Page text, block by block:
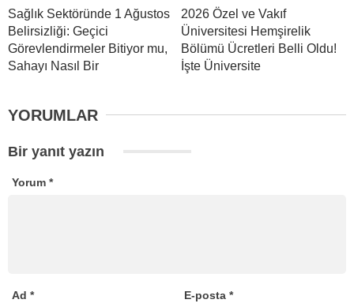
Sağlık Sektöründe 1 Ağustos
Belirsizliği: Geçici
Görevlendirmeler Bitiyor mu,
Sahayı Nasıl Bir
2026 Özel ve Vakıf
Üniversitesi Hemşirelik
Bölümü Ücretleri Belli Oldu!
İşte Üniversite
YORUMLAR
Bir yanıt yazın
Yorum *
Ad * E-posta*